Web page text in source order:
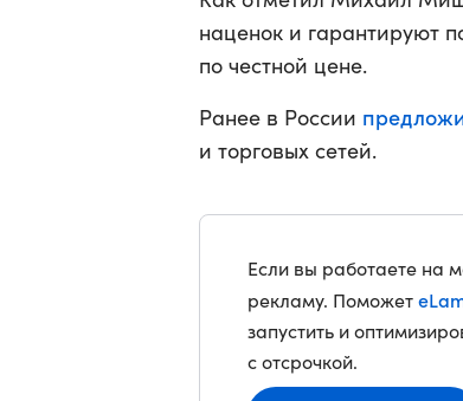
наценок и гарантируют
по честной цене.
Ранее в России
и торговых сетей.
Если вы работаете на
рекламу. Поможет
запустить и
с отсрочкой.